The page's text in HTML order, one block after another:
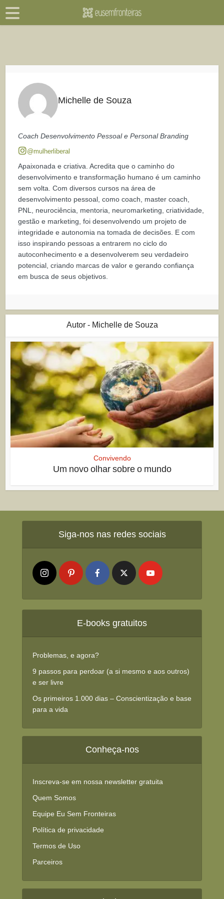
Michelle de Souza
Coach Desenvolvimento Pessoal e Personal Branding
@mulherliberal
Apaixonada e criativa. Acredita que o caminho do
desenvolvimento e transformação humano é um caminho
sem volta. Com diversos cursos na área de
desenvolvimento pessoal, como coach, master coach,
PNL, neurociência, mentoria, neuromarketing, criatividade,
gestão e marketing, foi desenvolvendo um projeto de
integridade e autonomia na tomada de decisões. E com
isso inspirando pessoas a entrarem no ciclo do
autoconhecimento e a desenvolverem seu verdadeiro
potencial, criando marcas de valor e gerando confiança
em busca de seus objetivos.
Autor - Michelle de Souza
Convivendo
Um novo olhar sobre o mundo
Siga-nos nas redes sociais
E-books gratuitos
Problemas, e agora?
9 passos para perdoar (a si mesmo e aos outros)
e ser livre
Os primeiros 1.000 dias – Conscientização e base
para a vida
Conheça-nos
Inscreva-se em nossa newsletter gratuita
Quem Somos
Equipe Eu Sem Fronteiras
Política de privacidade
Termos de Uso
Parceiros